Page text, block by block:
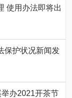
使用办法即将出
保护状况新闻发
举办2021开茶节